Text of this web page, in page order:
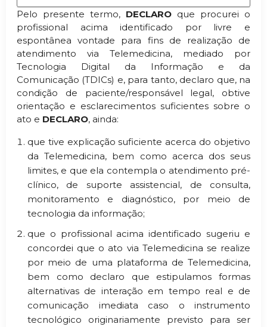
Pelo presente termo, DECLARO que procurei o
profissional acima identificado por livre e
espontânea vontade para fins de realização de
atendimento via Telemedicina, mediado por
Tecnologia Digital da Informação e da
Comunicação (TDICs) e, para tanto, declaro que, na
condição de paciente/responsável legal, obtive
orientação e esclarecimentos suficientes sobre o
ato e DECLARO, ainda:
que tive explicação suficiente acerca do objetivo
da Telemedicina, bem como acerca dos seus
limites, e que ela contempla o atendimento pré-
clínico, de suporte assistencial, de consulta,
monitoramento e diagnóstico, por meio de
tecnologia da informação;
que o profissional acima identificado sugeriu e
concordei que o ato via Telemedicina se realize
por meio de uma plataforma de Telemedicina,
bem como declaro que estipulamos formas
alternativas de interação em tempo real e de
comunicação imediata caso o instrumento
tecnológico originariamente previsto para ser